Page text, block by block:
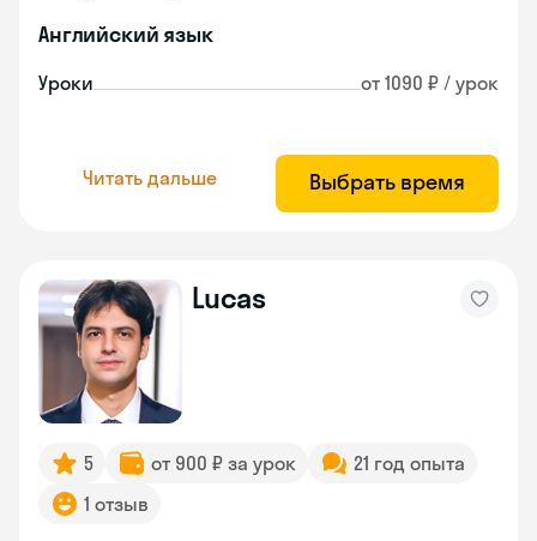
Английский язык
Уроки от 1090 ₽ / урок
Читать дальше Выбрать время
Lucas
5 от 900 ₽ за урок
21 год опыта
1 отзыв